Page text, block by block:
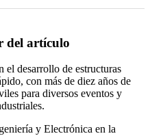
del artículo
el desarrollo de estructuras
con más de diez años de
para diversos eventos y
y Electrónica en la